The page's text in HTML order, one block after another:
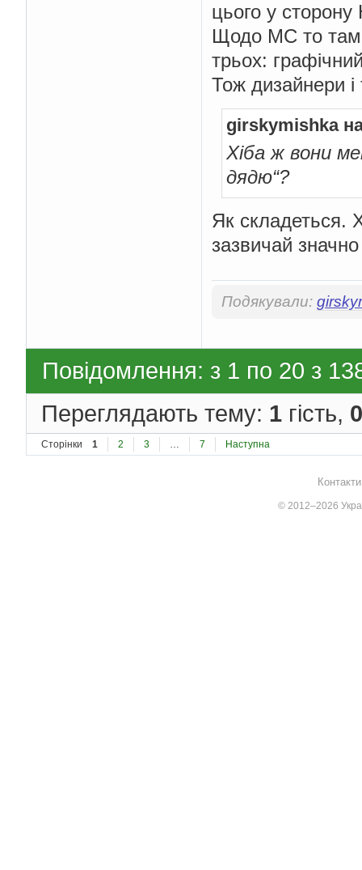
цього у сторону
Щодо MC то
трьох:
Тож дизайнери
girskymishka
Хіба ж вони
дядю“?
Як складеться.
зазвичай
Подякували:
Повідомлення: з 1 по 20 з
Переглядають тему: 1 гість, 0
Сторінки 1 2 3 … 7 Наступна
© 2012–2026